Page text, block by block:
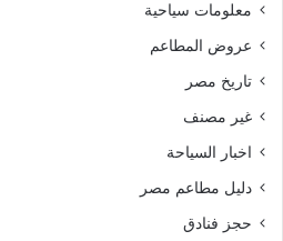
معلومات سياحية
عروض المطاعم
تاريخ مصر
غير مصنف
اخبار السياحة
دليل مطاعم مصر
حجز فنادق